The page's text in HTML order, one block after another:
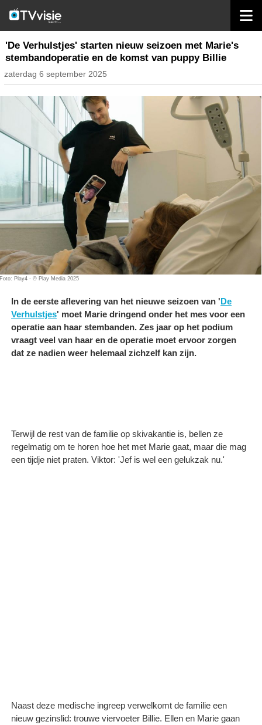
nieuws belgië
'De Verhulstjes' starten nieuw seizoen met Marie's
stembandoperatie en de komst van puppy Billie
zaterdag 6 september 2025
Foto: Play4 - © Play Media 2025
In de eerste aflevering van het nieuwe seizoen van 'De
Verhulstjes' moet Marie dringend onder het mes voor een
operatie aan haar stembanden. Zes jaar op het podium
vraagt veel van haar en de operatie moet ervoor zorgen
dat ze nadien weer helemaal zichzelf kan zijn.
Terwijl de rest van de familie op skivakantie is, bellen ze
regelmatig om te horen hoe het met Marie gaat, maar die mag
een tijdje niet praten. Viktor: 'Jef is wel een gelukzak nu.'
Naast deze medische ingreep verwelkomt de familie een
nieuw gezinslid: trouwe viervoeter Billie. Ellen en Marie gaan